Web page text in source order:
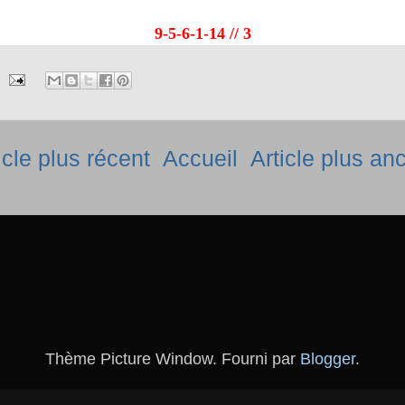
9-5-6-1-14 // 3
plus récent Article plus
Accueil
Thème Picture Window. Fourni par Blogger.